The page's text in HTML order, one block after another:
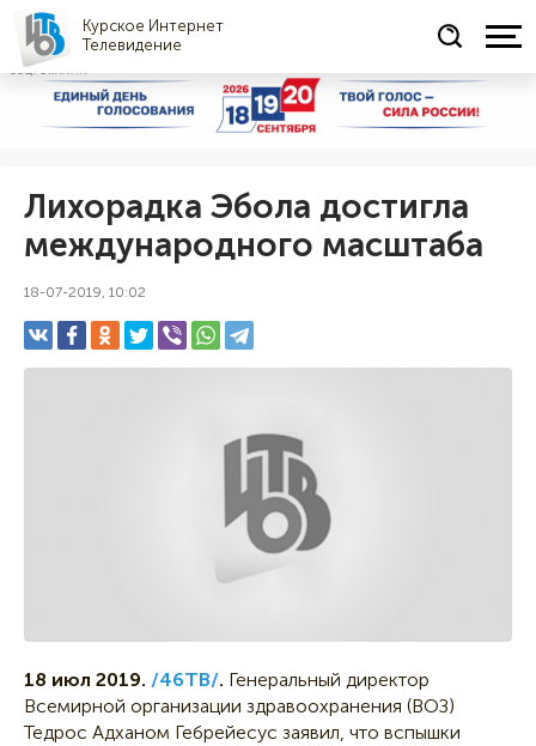
Курское Интернет
Телевидение
СОЦРЕКЛАМА
Лихорадка Эбола достигла
международного масштаба
18-07-2019, 10:02
18 июл 2019. /46ТВ/. Генеральный директор
Всемирной организации здравоохранения (ВОЗ)
Тедрос Адханом Гебрейесус заявил, что вспышки